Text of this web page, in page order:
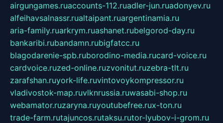
airgungames.ruaccounts-112.ruadler-jun.ruadonyev.ru
alfeihavsalnassr.rualtaipant.ruargentinamia.ru
aria-family.ruarkrym.ruashanet.rubelgorod-day.ru
bankaribi.rubandamn.rubigfatcc.ru
blagodarenie-spb.ruborodino-media.rucard-voice.ru
cardvoice.ruzed-online.ruzvonitut.ruzebra-tlt.ru
zarafshan.ruyork-life.ruvintovoykompressor.ru
vladivostok-map.ruvlknrussia.ruwasabi-shop.ru
webamator.ruzaryna.ruyoutubefree.rux-ton.ru
trade-farm.rutajuncos.rutaksu.rutor-lyubov-i-grom.ru